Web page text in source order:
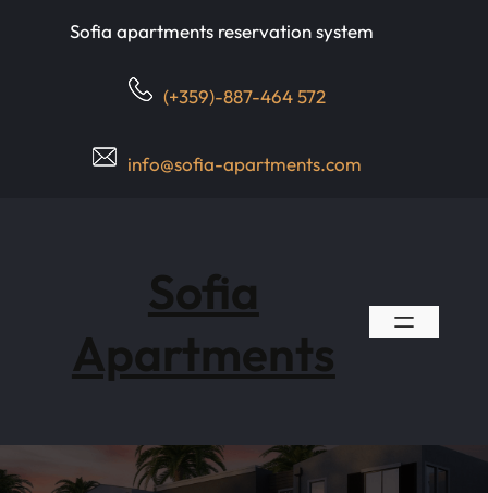
Sofia apartments reservation system
(+359)-887-464 572
info@sofia-apartments.com
Sofia
Apartments